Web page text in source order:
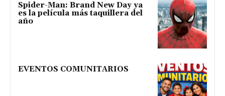
Spider-Man: Brand New Day ya
es la película más taquillera del
año
EVENTOS COMUNITARIOS